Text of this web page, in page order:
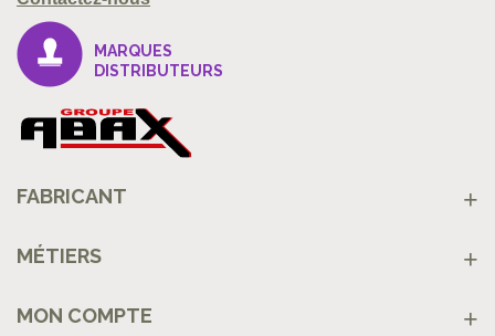
MARQUES
DISTRIBUTEURS
FABRICANT
MÉTIERS
MON COMPTE